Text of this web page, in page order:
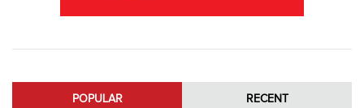
POPULAR RECENT